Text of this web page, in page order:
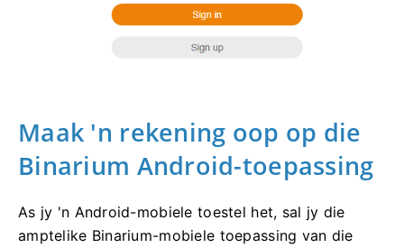
Maak 'n rekening oop op die
Binarium Android-toepassing
As jy 'n Android-mobiele toestel het, sal jy die
amptelike Binarium-mobiele toepassing van die